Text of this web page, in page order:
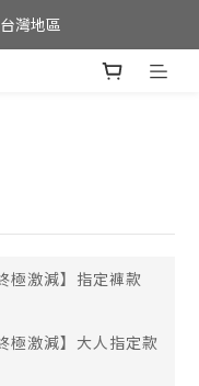
區免運費;
灣地區
極激減】指定褲款
極激減】大人指定款